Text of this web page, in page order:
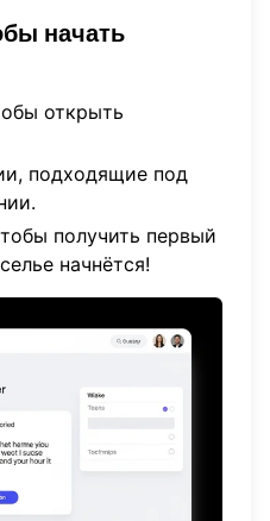
начать
открыть
подходящие под
получить первый
начнётся!